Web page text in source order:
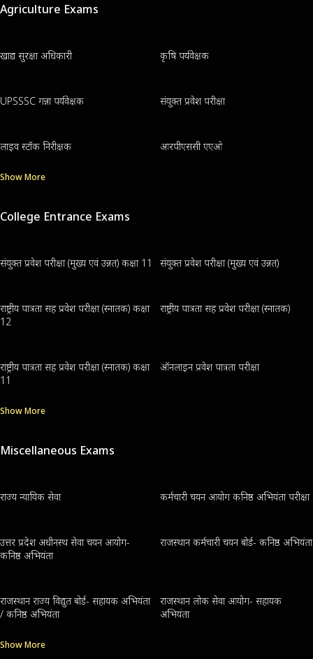
Agriculture Exams
खाद्य सुरक्षा अधिकारी कृषि पर्यवेक्षक
UPSSSC गन्ना पर्यवेक्षक संयुक्त प्रवेश परीक्षा
लाइव स्टॉक निरीक्षक आरपीएससी एएओ
Show More
College Entrance Exams
संयुक्त प्रवेश परीक्षा (मुख्य एवं उन्नत) कक्षा 11 संयुक्त प्रवेश परीक्षा (मुख्य एवं उन्नत)
राष्ट्रीय पात्रता सह प्रवेश परीक्षा (स्नातक) कक्षा
12
राष्ट्रीय पात्रता सह प्रवेश परीक्षा (स्नातक)
राष्ट्रीय पात्रता सह प्रवेश परीक्षा (स्नातक) कक्षा
11
ऑनलाइन प्रवेश पात्रता परीक्षा
Show More
Miscellaneous Exams
राज्य न्यायिक सेवा कर्मचारी चयन आयोग कनिष्ठ अभियंता परीक्षा
उत्तर प्रदेश अधीनस्थ सेवा चयन आयोग-
कनिष्ठ अभियंता
राजस्थान कर्मचारी चयन बोर्ड- कनिष्ठ अभियंता
राजस्थान राज्य विद्युत बोर्ड- सहायक अभियंता
/ कनिष्ठ अभियंता
राजस्थान लोक सेवा आयोग- सहायक
अभियंता
Show More